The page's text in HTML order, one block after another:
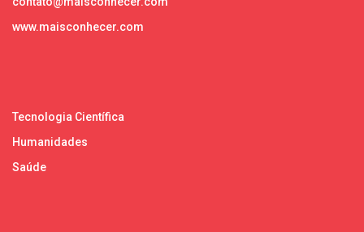
www.maisconhecer.com
Tecnologia Científica
Humanidades
Saúde